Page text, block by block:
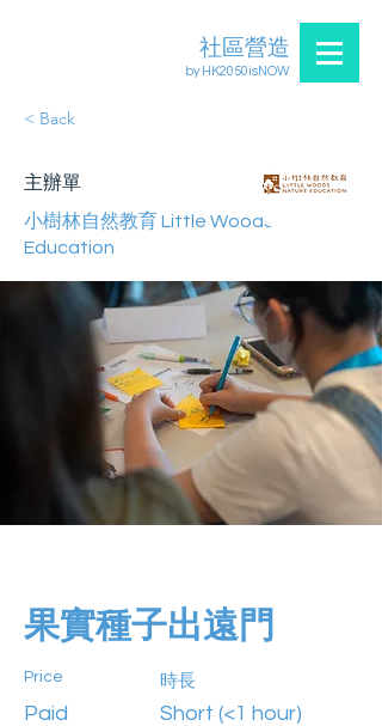
by HK2050isNOW
社區營造
< Back
主辦單
小樹林自然教育 Little Woods Nature
Education
果實種子出遠門
Price
Paid
時長
Short (<1 hour)